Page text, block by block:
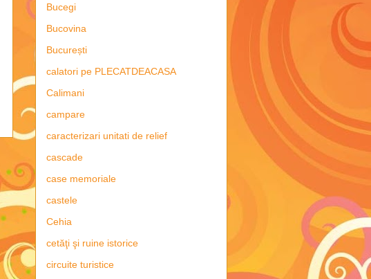
Bucegi
Bucovina
București
calatori pe PLECATDEACASA
Calimani
campare
caracterizari unitati de relief
cascade
case memoriale
castele
Cehia
cetăţi şi ruine istorice
circuite turistice